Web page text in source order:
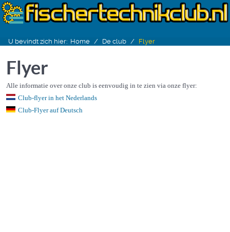
U bevindt zich hier: Home De club Flyer
Flyer
Alle informatie over onze club is eenvoudig in te zien via onze flyer:
Club-flyer in het Nederlands
Club-Flyer auf Deutsch